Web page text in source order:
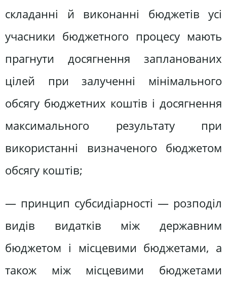
складанні й виконанні бюджетів усі
учасники бюджетного процесу мають
прагнути досягнення запланованих
цілей при залученні мінімального
обсягу бюджетних коштів і досягнення
максимального результату при
використанні визначеного бюджетом
обсягу коштів;
— принцип субсидіарності — розподіл
видів видатків між державним
бюджетом і місцевими бюджетами, а
також між місцевими бюджетами